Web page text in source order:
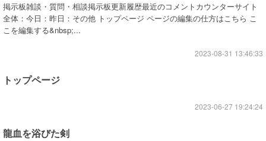
掲示板雑談・質問・相談掲示板更新履歴最近のコメントカウンターサイト
全体：今日：昨日：その他 トップページ ページの編集の仕方はこちら こ
こを編集する&nbsp;...
2023-08-31 13:46:33
トップページ
2023-06-27 19:24:24
龍血を浴びた剣